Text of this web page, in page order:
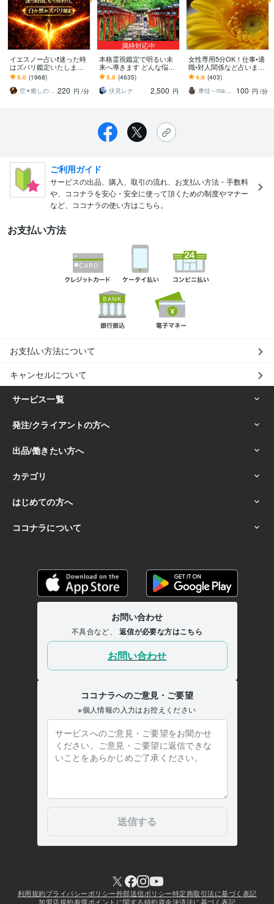
イエスノー占い❗️迷った時
はズバリ鑑定いたします
迷わない!ためらわない!白
か黒か！アドバイス付き
で占います！
5.0 (1968)
空✴︎癒しの魔法使い 220 円 /分
満枠対応中
本格霊視鑑定で明るい未
来へ導きます どんな悩み
も真の解決へ導く、寄り
添った霊視鑑定。
5.0 (4635)
伏見レナ
2,500 円
女性専用5分OK！仕事•適
職•対人関係など占います
★前向きな気持ちに繋が
るお手伝いを。心のまま
お話しくださいね
4.9 (403)
摩佳～maka～
100 円 /分
ご利用ガイド
サービスの出品、購入、取引の流れ、お支払い方法・手数料
や、ココナラを安心・安全に使って頂くための制度やマナー
など、ココナラの使い方はこちら。
お支払い方法
お支払い方法について
キャンセルについて